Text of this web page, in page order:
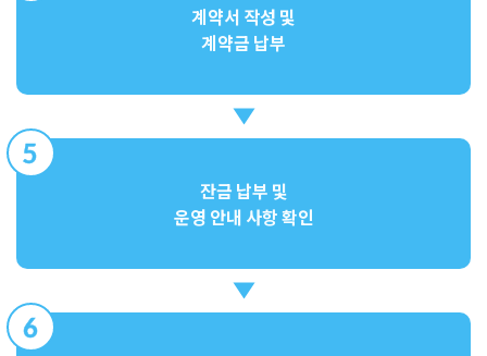
계약서 작성 및
계약금 납부
5
잔금 납부 및
운영 안내 사항 확인
6